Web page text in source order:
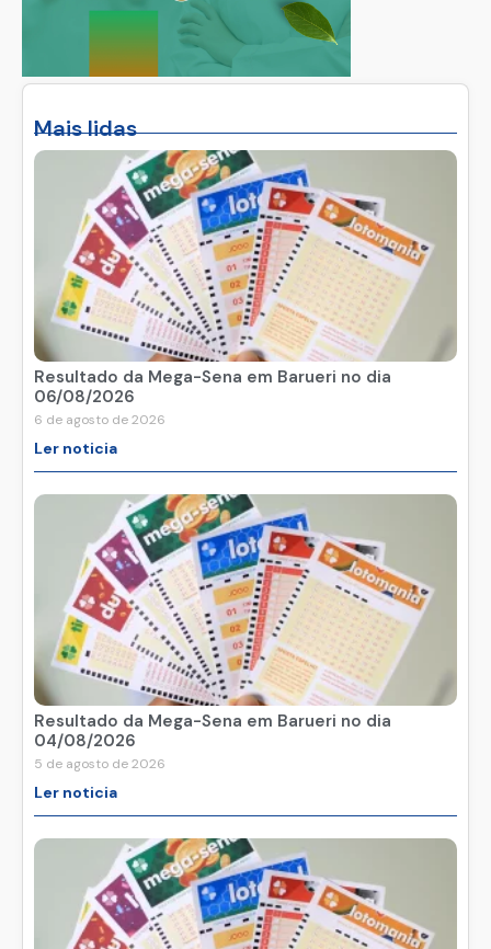
Mais lidas
Resultado da Mega-Sena em Barueri no dia
06/08/2026
6 de agosto de 2026
Ler noticia
Resultado da Mega-Sena em Barueri no dia
04/08/2026
5 de agosto de 2026
Ler noticia